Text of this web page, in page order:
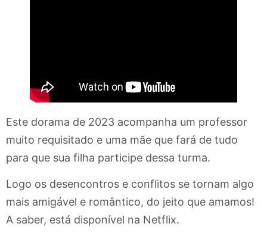
Este dorama de 2023 acompanha um professor
muito requisitado e uma mãe que fará de tudo
para que sua filha participe dessa turma.
Logo os desencontros e conflitos se tornam algo
mais amigável e romântico, do jeito que amamos!
A saber, está disponível na Netflix.